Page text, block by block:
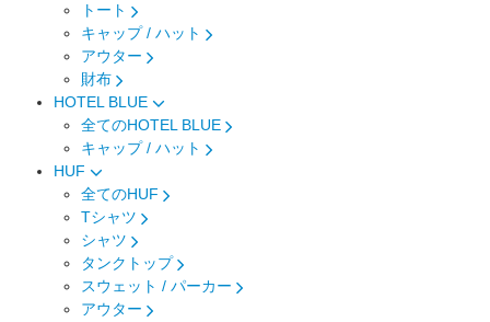
トート
キャップ / ハット
アウター
財布
HOTEL BLUE
全てのHOTEL BLUE
キャップ / ハット
HUF
全てのHUF
Tシャツ
シャツ
タンクトップ
スウェット / パーカー
アウター